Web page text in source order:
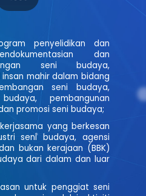
penyelidikan dan
dan
seni budaya,
mahir dalam bidang
seni budaya,
pembangunan
promosi seni budaya;
yang berkesan
seni budaya, agensi
bukan kerajaan (BBK)
dari dalam dan luar
untuk penggiat seni